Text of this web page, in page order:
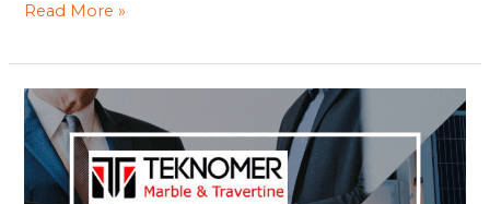
Read More »
Teknomer,
Robsys’le
Güneş
Panellerini